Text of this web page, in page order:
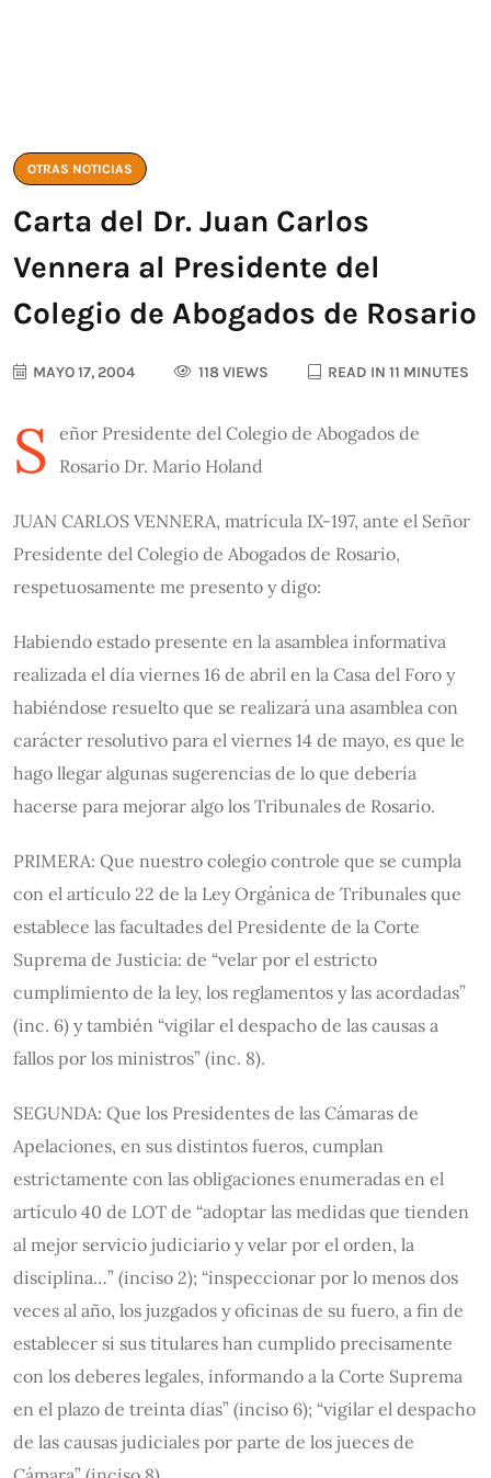
OTRAS NOTICIAS
Carta del Dr. Juan Carlos
Vennera al Presidente del
Colegio de Abogados de Rosario
MAYO 17, 2004 118 VIEWS READ IN 11 MINUTES
S eñor Presidente del Colegio de Abogados de
Rosario Dr. Mario Holand
JUAN CARLOS VENNERA, matrícula IX-197, ante el Señor
Presidente del Colegio de Abogados de Rosario,
respetuosamente me presento y digo:
Habiendo estado presente en la asamblea informativa
realizada el día viernes 16 de abril en la Casa del Foro y
habiéndose resuelto que se realizará una asamblea con
carácter resolutivo para el viernes 14 de mayo, es que le
hago llegar algunas sugerencias de lo que debería
hacerse para mejorar algo los Tribunales de Rosario.
PRIMERA: Que nuestro colegio controle que se cumpla
con el artículo 22 de la Ley Orgánica de Tribunales que
establece las facultades del Presidente de la Corte
Suprema de Justicia: de “velar por el estricto
cumplimiento de la ley, los reglamentos y las acordadas”
(inc. 6) y también “vigilar el despacho de las causas a
fallos por los ministros” (inc. 8).
SEGUNDA: Que los Presidentes de las Cámaras de
Apelaciones, en sus distintos fueros, cumplan
estrictamente con las obligaciones enumeradas en el
artículo 40 de LOT de “adoptar las medidas que tienden
al mejor servicio judiciario y velar por el orden, la
disciplina…” (inciso 2); “inspeccionar por lo menos dos
veces al año, los juzgados y oficinas de su fuero, a fin de
establecer si sus titulares han cumplido precisamente
con los deberes legales, informando a la Corte Suprema
en el plazo de treinta días” (inciso 6); “vigilar el despacho
de las causas judiciales por parte de los jueces de